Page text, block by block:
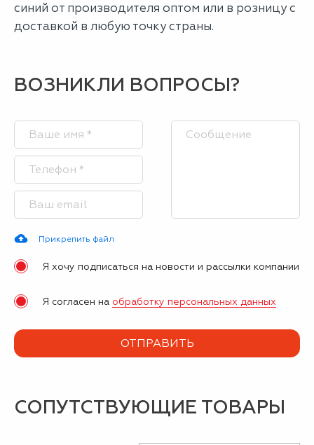
синий от производителя оптом или в розницу с
доставкой в любую точку страны.
ВОЗНИКЛИ ВОПРОСЫ?
Прикрепить файл
Я хочу подписаться на новости и рассылки компании
Я согласен на обработку персональных данных
СОПУТСТВУЮЩИЕ ТОВАРЫ